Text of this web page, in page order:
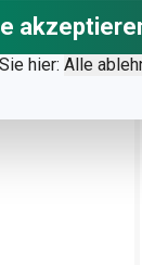
hier: Alle